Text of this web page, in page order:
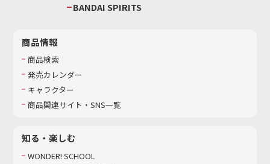
BANDAI SPIRITS
商品情報
商品検索
発売カレンダー
キャラクター
商品関連サイト・SNS一覧
知る・楽しむ
WONDER! SCHOOL